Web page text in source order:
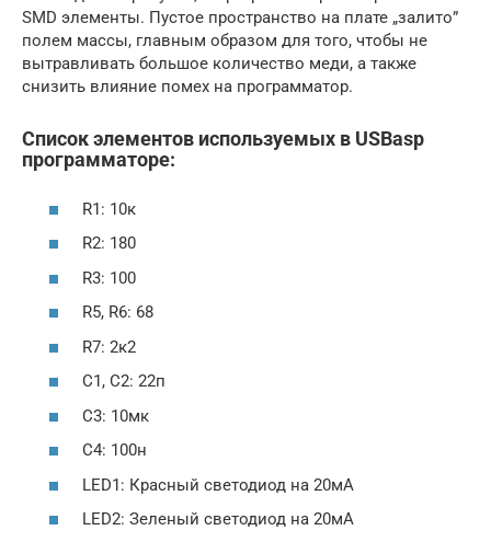
SMD элементы. Пустое пространство на плате „залито”
полем массы, главным образом для того, чтобы не
вытравливать большое количество меди, а также
снизить влияние помех на программатор.
Список элементов используемых в USBasp
программаторе:
R1: 10к
R2: 180
R3: 100
R5, R6: 68
R7: 2к2
C1, C2: 22п
C3: 10мк
C4: 100н
LED1: Красный светодиод на 20мА
LED2: Зеленый светодиод на 20мА